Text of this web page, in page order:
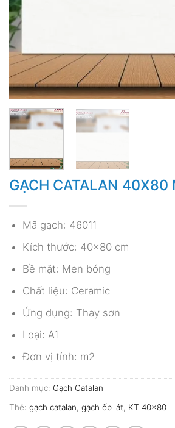
GẠCH CATALAN 40X80
Mã gạch: 46011
Kích thước: 40×80 cm
Bề mặt: Men bóng
Chất liệu: Ceramic
Ứng dụng: Thay sơn
Loại: A1
Đơn vị tính: m2
Danh mục: Gạch Catalan
Thẻ: gạch catalan, gạch ốp lát, KT 40x80